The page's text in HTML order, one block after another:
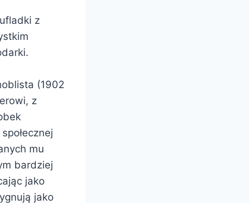
z
(1902
z
mu
bardziej
jako
jako